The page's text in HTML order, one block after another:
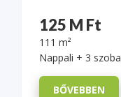
125 M Ft
111 m²
Nappali + 3 szoba
BŐVEBBEN